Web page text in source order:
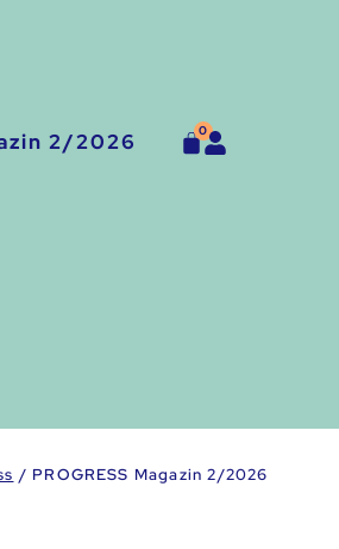
2/2026 0
/ PROGRESS Magazin 2/2026